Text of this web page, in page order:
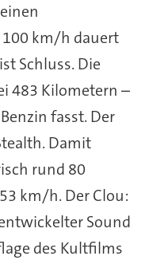
100 km/h dauert
Schluss. Die
483 Kilometern –
fasst. Der
Damit
rund 80
km/h. Der Clou:
Sound
des Kultfilms